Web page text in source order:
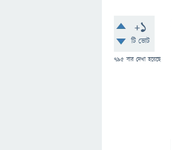
+1
টি ভোট
795 বার দেখা হয়েছে